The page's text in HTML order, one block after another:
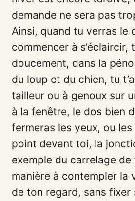
demande ne sera pas
Ainsi, quand tu verras le
commencer à s’éclaircir,
doucement, dans la
du loup et du chien, tu
tailleur ou à genoux sur
à la fenêtre, le dos bien
fermeras les yeux, ou
point devant toi, la
exemple du carrelage
manière à contempler la
de ton regard, sans fixer